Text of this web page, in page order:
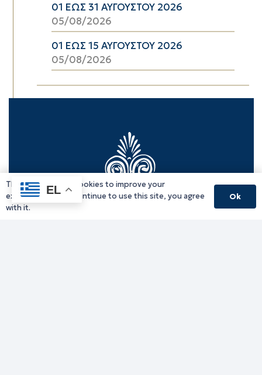
01 ΕΩΣ 31 ΑΥΓΟΥΣΤΟΥ 2026
05/08/2026
01 ΕΩΣ 15 ΑΥΓΟΥΣΤΟΥ 2026
05/08/2026
EL
This website uses cookies to improve your
experience. If you continue to use this site, you agree
with it.
Ok